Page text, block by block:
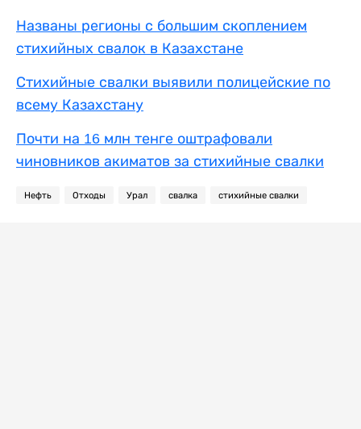
Названы регионы с большим скоплением
стихийных свалок в Казахстане
Стихийные свалки выявили полицейские по
всему Казахстану
Почти на 16 млн тенге оштрафовали
чиновников акиматов за стихийные свалки
Нефть Отходы Урал свалка стихийные свалки